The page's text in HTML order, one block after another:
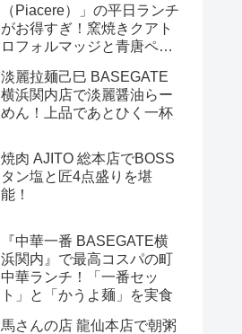
（Piacere）」の平日ランチ
がお得すぎ！窯焼きクアト
ロフォルマッジと青唐ペペ
淡麗拉麺己巳 BASEGATE
横浜関内店で淡麗醤油らー
めん！上品であとひく一杯
焼肉 AJITO 総本店でBOSS
タン塩と匠4点盛りを堪
能！
『中華一番 BASEGATE横
浜関内』で最高コスパの町
中華ランチ！「一番セッ
ト」と「かうよ麺」を実食
馬さんの店 龍仙本店で朝粥